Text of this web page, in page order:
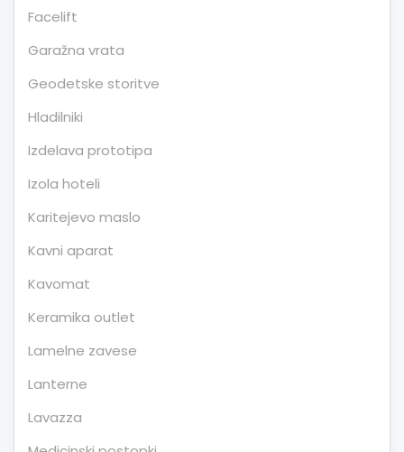
Facelift
Garažna vrata
Geodetske storitve
Hladilniki
Izdelava prototipa
Izola hoteli
Karitejevo maslo
Kavni aparat
Kavomat
Keramika outlet
Lamelne zavese
Lanterne
Lavazza